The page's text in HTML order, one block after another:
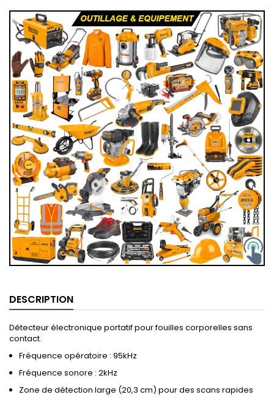
DESCRIPTION
Détecteur électronique portatif pour fouilles corporelles sans
contact.
Fréquence opératoire : 95kHz
Fréquence sonore : 2kHz
Zone de détection large (20,3 cm) pour des scans rapides